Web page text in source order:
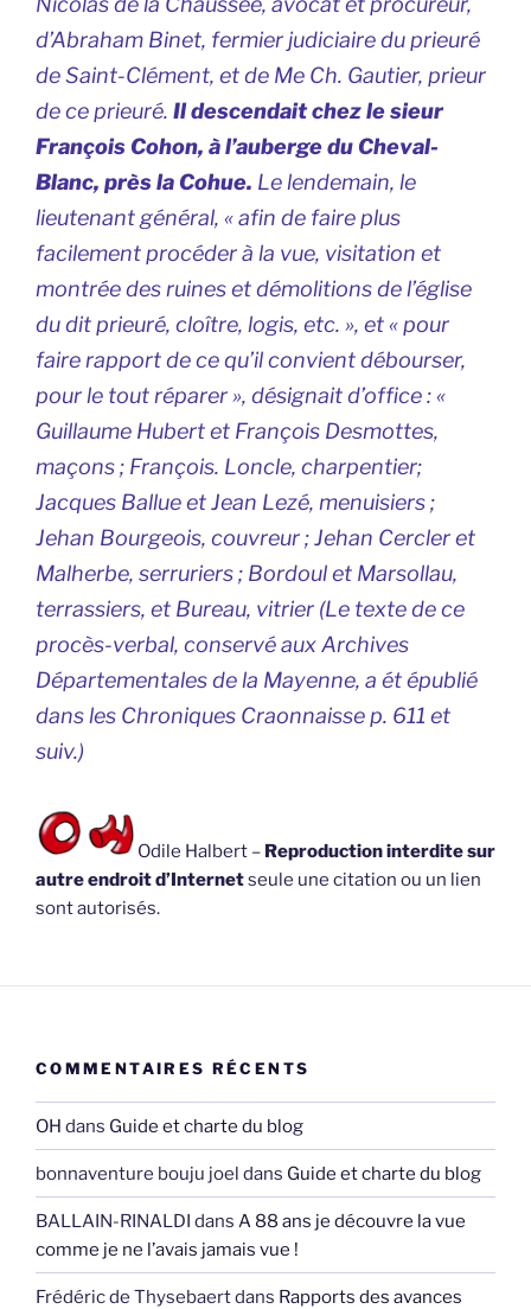
d’Abraham Binet, fermier judiciaire du prieuré
de Saint-Clément, et de Me Ch. Gautier, prieur
de ce prieuré. Il descendait chez le sieur
François Cohon, à l’auberge du Cheval-
Blanc, près la Cohue. Le lendemain, le
lieutenant général, « afin de faire plus
facilement procéder à la vue, visitation et
montrée des ruines et démolitions de l’église
du dit prieuré, cloître, logis, etc. », et « pour
faire rapport de ce qu’il convient débourser,
pour le tout réparer », désignait d’office : «
Guillaume Hubert et François Desmottes,
maçons ; François. Loncle, charpentier;
Jacques Ballue et Jean Lezé, menuisiers ;
Jehan Bourgeois, couvreur ; Jehan Cercler et
Malherbe, serruriers ; Bordoul et Marsollau,
terrassiers, et Bureau, vitrier (Le texte de ce
procès-verbal, conservé aux Archives
Départementales de la Mayenne, a ét épublié
dans les Chroniques Craonnaisse p. 611 et
suiv.)
Odile Halbert – Reproduction interdite sur
autre endroit d’Internetseule une citation ou un lien
sont autorisés.
COMMENTAIRES RÉCENTS
OH dans Guide et charte du blog
bonnaventure bouju joel dans Guide et charte du blog
BALLAIN-RINALDI dans A 88 ans je découvre la vue
comme je ne l’avais jamais vue !
Frédéric de Thysebaertdans Rapports des avances